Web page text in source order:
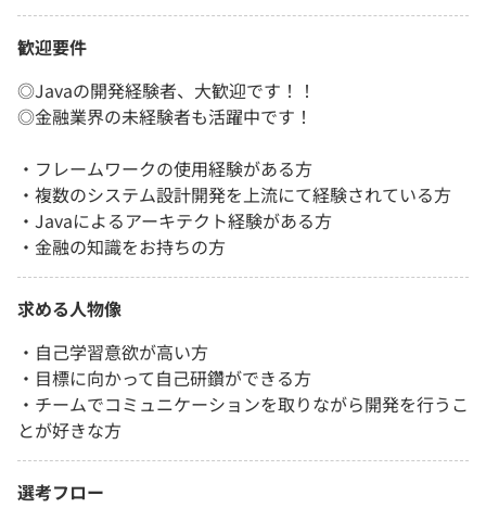
歓迎要件
◎Javaの開発経験者、大歓迎です！！
◎金融業界の未経験者も活躍中です！
・フレームワークの使用経験がある方
・複数のシステム設計開発を上流にて経験されている方
・Javaによるアーキテクト経験がある方
・金融の知識をお持ちの方
求める人物像
・自己学習意欲が高い方
・目標に向かって自己研鑽ができる方
・チームでコミュニケーションを取りながら開発を行うこ
とが好きな方
選考フロー